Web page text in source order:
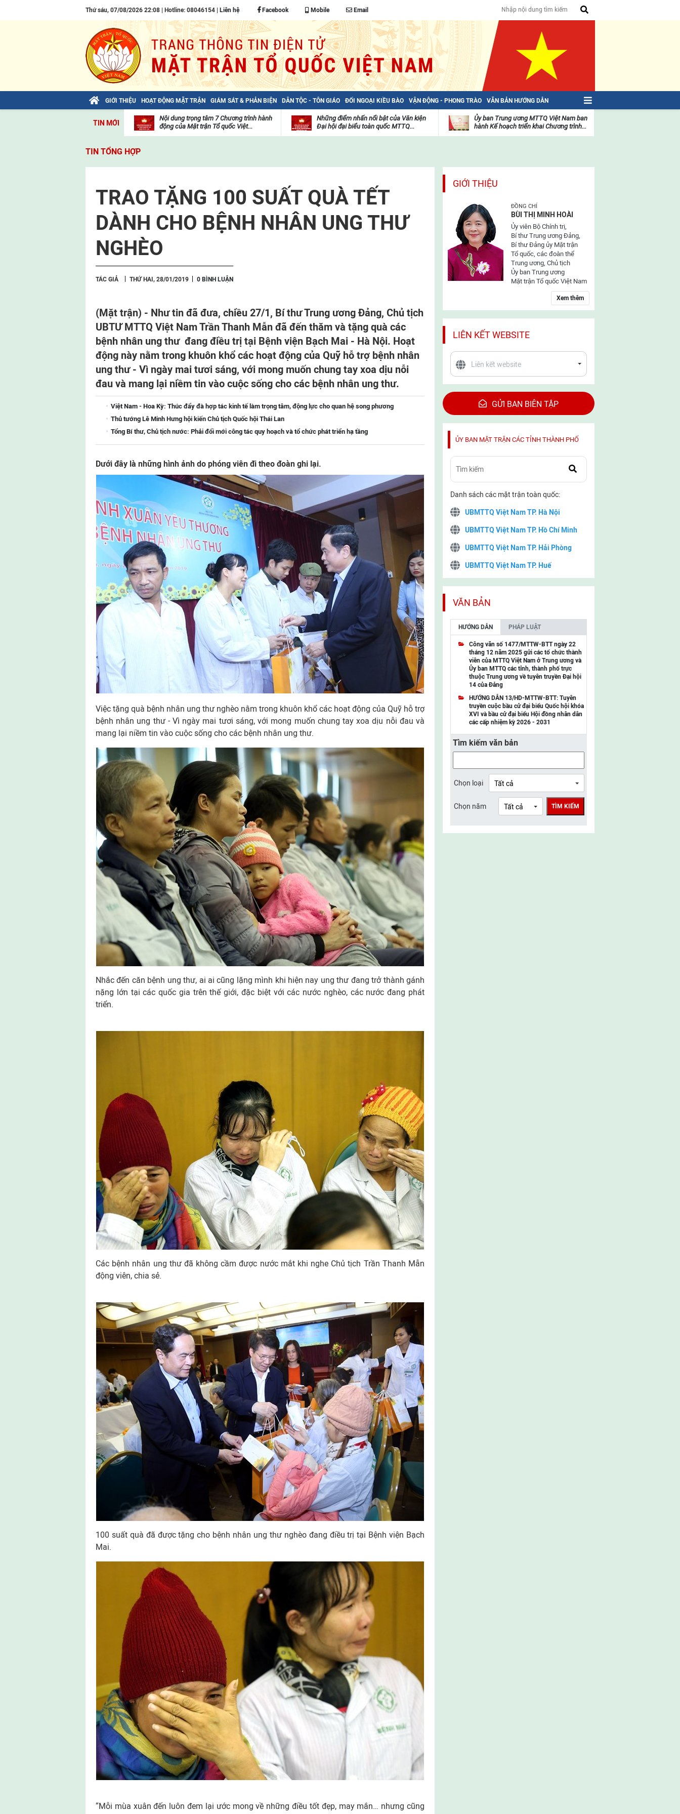
Thứ sáu, 07/08/2026 22:08 | Hotline: 08046154 | Liên hệ Facebook Mobile Email
GIỚI THIỆU HOẠT ĐỘNG MẶT TRẬN GIÁM SÁT & PHẢN BIỆN DÂN TỘC - TÔN GIÁO ĐỐI NGOẠI KIỀU BÀO VẬN ĐỘNG - PHONG TRÀO VĂN BẢN HƯỚNG DẪN
TIN MỚI
Bài viết của Tổng Bí thư Tô Lâm: TIẾN
viện
Nội dung trọng tâm 7 Chương trình hành
động của Mặt trận Tổ quốc Việt...
Những điểm nhấn nổi bật của Văn kiện
Đại hội đại biểu toàn quốc MTTQ...
mặt
trận
Ủy ban Trung ương MTTQ Việt Nam ban
hành Kế hoạch triển khai Chương trình...
TIN TỔNG HỢP
TRAO TẶNG 100 SUẤT QUÀ TẾT
DÀNH CHO BỆNH NHÂN UNG THƯ
NGHÈO
TÁC GIẢ THỨ HAI, 28/01/2019 0 BÌNH LUẬN
(Mặt trận) - Như tin đã đưa, chiều 27/1, Bí thư Trung ương Đảng, Chủ tịch
UBTƯ MTTQ Việt Nam Trần Thanh Mẫn đã đến thăm và tặng quà các
bệnh nhân ung thư đang điều trị tại Bệnh viện Bạch Mai - Hà Nội. Hoạt
động này nằm trong khuôn khổ các hoạt động của Quỹ hỗ trợ bệnh nhân
ung thư - Vì ngày mai tươi sáng, với mong muốn chung tay xoa dịu nỗi
đau và mang lại niềm tin vào cuộc sống cho các bệnh nhân ung thư.
Việt Nam - Hoa Kỳ: Thúc đẩy đà hợp tác kinh tế làm trọng tâm, động lực cho quan hệ song phương
Thủ tướng Lê Minh Hưng hội kiến Chủ tịch Quốc hội Thái Lan
Tổng Bí thư, Chủ tịch nước: Phải đổi mới công tác quy hoạch và tổ chức phát triển hạ tầng
Dưới đây là những hình ảnh do phóng viên đi theo đoàn ghi lại.
Việc tặng quà bệnh nhân ung thư nghèo nằm trong khuôn khổ các hoạt động của Quỹ hỗ trợ
bệnh nhân ung thư - Vì ngày mai tươi sáng, với mong muốn chung tay xoa dịu nỗi đau và
mang lại niềm tin vào cuộc sống cho các bệnh nhân ung thư.
Nhắc đến căn bệnh ung thư, ai ai cũng lặng mình khi hiện nay ung thư đang trở thành gánh
nặng lớn tại các quốc gia trên thế giới, đặc biệt với các nước nghèo, các nước đang phát
triển.
Các bệnh nhân ung thư đã không cầm được nước mắt khi nghe Chủ tịch Trần Thanh Mẫn
động viên, chia sẻ.
100 suất quà đã được tặng cho bệnh nhân ung thư nghèo đang điều trị tại Bệnh viện Bạch
Mai.
“Mỗi mùa xuân đến luôn đem lại ước mong về những điều tốt đẹp, may mắn… nhưng cũng
GIỚI THIỆU
ĐỒNG CHÍ
BÙI THỊ MINH HOÀI
Ủy viên Bộ Chính trị,
Bí thư Trung ương Đảng,
Bí thư Đảng ủy Mặt trận
Tổ quốc, các đoàn thể
Trung ương, Chủ tịch
Ủy ban Trung ương
Mặt trận Tổ quốc Việt Nam
Xem thêm
LIÊN KẾT WEBSITE
GỬI BAN BIÊN TẬP
ỦY BAN MẶT TRẬN CÁC TỈNH THÀNH PHỐ
Danh sách các mặt trận toàn quốc:
UBMTTQ Việt Nam TP. Hà Nội
UBMTTQ Việt Nam TP. Hồ Chí Minh
UBMTTQ Việt Nam TP. Hải Phòng
UBMTTQ Việt Nam TP. Huế
UBMTTQ Việt Nam TP. Cần Thơ
UBMTTQ Việt Nam tỉnh Quảng Ninh
UBMTTQ Việt Nam tỉnh Cao Bằng
UBMTTQ Việt Nam tỉnh Lạng Sơn
UBMTTQ Việt Nam tỉnh Lai Châu
UBMTTQ Việt Nam tỉnh Điện Biên
UBMTTQ Việt Nam tỉnh Sơn La
UBMTTQ Việt Nam tỉnh Thanh Hóa
UBMTTQ Việt Nam tỉnh Nghệ An
UBMTTQ Việt Nam tỉnh Lào Cai
UBMTTQ Việt Nam tỉnh Thái Nguyên
VĂN BẢN
HƯỚNG DẪN PHÁP LUẬT
Công văn số 1477/MTTW-BTT ngày 22
tháng 12 năm 2025 gửi các tổ chức thành
viên của MTTQ Việt Nam ở Trung ương và
Ủy ban MTTQ các tỉnh, thành phố trực
thuộc Trung ương về tuyên truyền Đại hội
14 của Đảng
HƯỚNG DẪN 13/HD-MTTW-BTT: Tuyên
truyền cuộc bầu cử đại biểu Quốc hội khóa
XVI và bầu cử đại biểu Hội đồng nhân dân
các cấp nhiệm kỳ 2026 - 2031
Tìm kiếm văn bản
Chọn loại
Chọn năm TÌM KIẾM